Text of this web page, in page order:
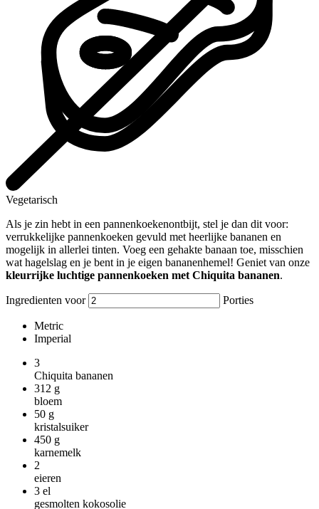
Vegetarisch
Als je zin hebt in een pannenkoekenontbijt, stel je dan dit voor:
verrukkelijke pannenkoeken gevuld met heerlijke bananen en
mogelijk in allerlei tinten. Voeg een gehakte banaan toe, misschien
wat hagelslag en je bent in je eigen bananenhemel! Geniet van onze
kleurrijke luchtige pannenkoeken met Chiquita bananen.
Ingredienten voor Porties
Metric
Imperial
3
Chiquita bananen
312 g
bloem
50 g
kristalsuiker
450 g
karnemelk
2
eieren
3 el
gesmolten kokosolie